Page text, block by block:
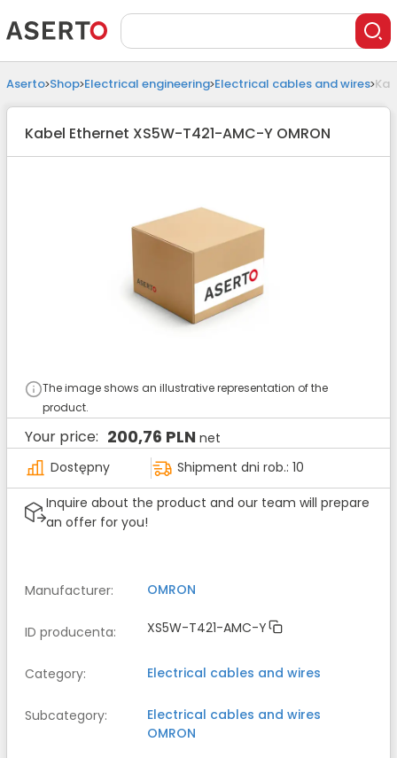
Aserto Shop Electrical engineering Electrical cables and wires
Kabel Ethernet XS5W-T421-AMC-Y OMRON
The image shows an illustrative representation of the
product.
Your price: 200,76 PLN net
Dostępny
Shipment dni rob.: 10
Inquire about the product and our team will prepare
an offer for you!
Manufacturer: OMRON
ID producenta: XS5W-T421-AMC-Y
Category: Electrical cables and wires
Subcategory:
Electrical cables and wires
OMRON